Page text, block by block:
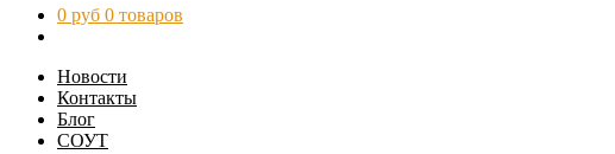
0 руб 0 товаров
Новости
Контакты
Блог
СОУТ